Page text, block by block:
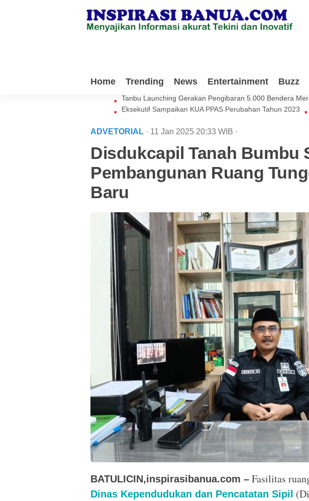
Home Trending News Entertainment Buzz
Waket DPRD Tanbu Sebut Generasi Muda Harus Ikut
Tanbu Launching Gerakan Pengibaran 5.000 Bendera
Eksekutif Sampaikan KUA PPAS Perubahan Tahun 2023
ADVETORIAL · 11 Jan 2025 20:33 WIB ·
Disdukcapil Tanah Bumbu
Pembangunan Ruang
Baru
BATULICIN,inspirasibanua.com – Fasilitas
Dinas Kependudukan dan Pencatatan Sipil